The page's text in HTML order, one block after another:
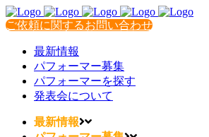
ご依頼に関するお問い合わせ
最新情報
パフォーマー募集
パフォーマーを探す
発表会について
最新情報